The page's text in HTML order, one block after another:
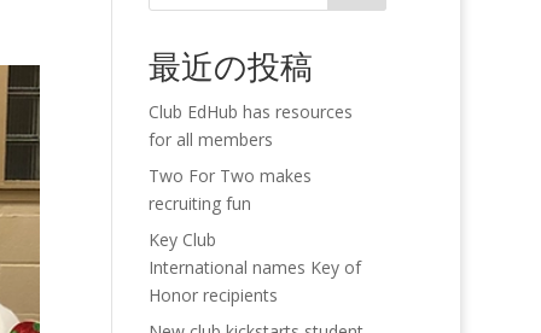
最近の投稿
Club EdHub has resources
for all members
Two For Two makes
recruiting fun
Key Club
International names Key of
Honor recipients